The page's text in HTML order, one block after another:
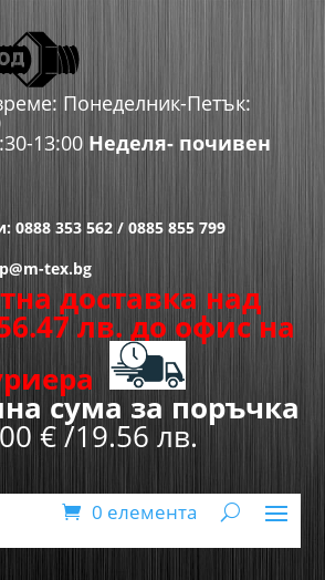
Понеделник-Петък:
13:00 Неделя- почивен
0888 353 562 / 0885 855 799
tex.bg
доставка над
лв. до офис на
сума за поръчка
€ /19.56 лв.
0 елемента